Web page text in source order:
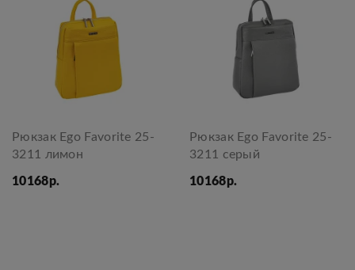
Рюкзак Ego Favorite 25-
3211 лимон
10168р.
Рюкзак Ego Favorite 25-
3211 серый
10168р.